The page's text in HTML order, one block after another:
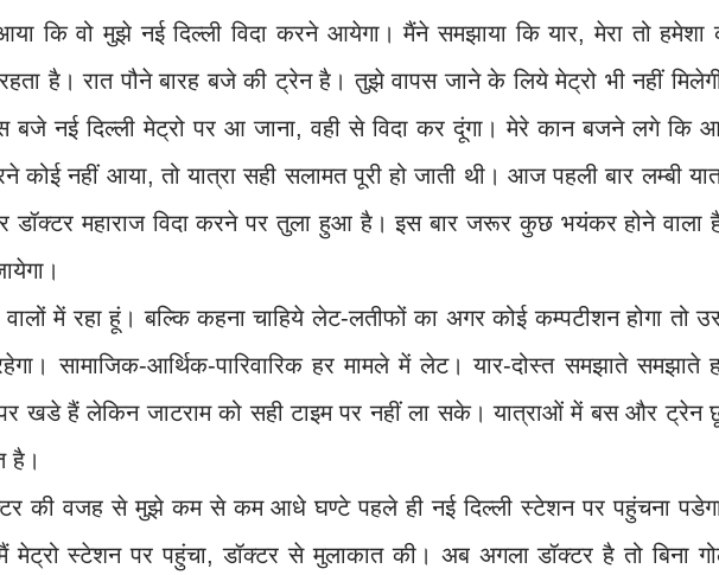
कि वो मुझे नई दिल्ली विदा करने आयेगा। मैंने समझाया कि यार, मेरा तो हमेशा
है। रात पौने बारह बजे की ट्रेन है। तुझे वापस जाने के लिये मेट्रो भी नहीं
बजे नई दिल्ली मेट्रो पर आ जाना, वही से विदा कर दूंगा। मेरे कान बजने लगे कि
कोई नहीं आया, तो यात्रा सही सलामत पूरी हो जाती थी। आज पहली बार लम्बी
डॉक्टर महाराज विदा करने पर तुला हुआ है। इस बार जरूर कुछ भयंकर होने वाला
में रहा हूं। बल्कि कहना चाहिये लेट-लतीफों का अगर कोई कम्पटीशन होगा तो
सामाजिक-आर्थिक-पारिवारिक हर मामले में लेट। यार-दोस्त समझाते समझाते
खडे हैं लेकिन जाटराम को सही टाइम पर नहीं ला सके। यात्राओं में बस और ट्रेन
है।
की वजह से मुझे कम से कम आधे घण्टे पहले ही नई दिल्ली स्टेशन पर पहुंचना
मेट्रो स्टेशन पर पहुंचा, डॉक्टर से मुलाकात की। अब अगला डॉक्टर है तो बिना